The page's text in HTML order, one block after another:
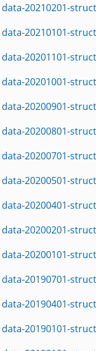
data-20210201-
data-20210101-
data-20201101-
data-20201001-
data-20200901-
data-20200801-
data-20200701-
data-20200501-
data-20200401-
data-20200201-
data-20200101-
data-20190701-
data-20190401-
data-20190101-